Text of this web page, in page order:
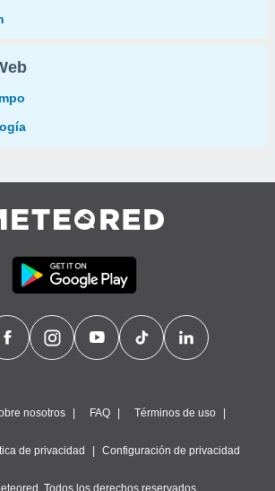
nosotros FAQ Términos de uso
de privacidad Configuración de privacidad
Todos los derechos reservados